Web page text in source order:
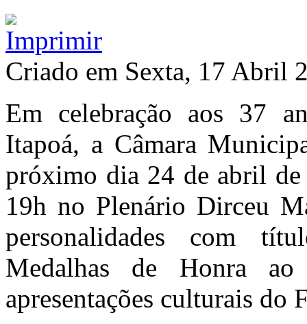
Criado em Sexta, 17 Abril
Em celebração aos 37
Itapoá, a Câmara
próximo dia 24 de abril de
19h no Plenário Dirceu
personalidades com
Medalhas de Honra
apresentações culturais do